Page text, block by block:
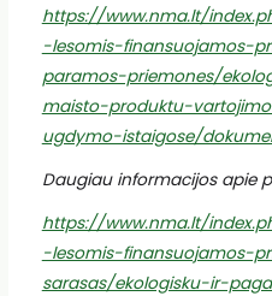
https://www.nma.lt/
-lesomis-finansuojamos-
paramos-priemones/
maisto-produktu-
ugdymo-istaigose/
Daugiau informacijos apie
https://www.nma.lt/
-lesomis-finansuojamos-
sarasas/ekologisku-ir-